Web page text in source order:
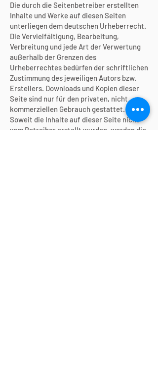
Die durch die Seitenbetreiber erstellten
Inhalte und Werke auf diesen Seiten
unterliegen dem deutschen Urheberrecht.
Die Vervielfältigung, Bearbeitung,
Verbreitung und jede Art der Verwertung
außerhalb der Grenzen des
Urheberrechtes bedürfen der schriftlichen
Zustimmung des jeweiligen Autors bzw.
Erstellers. Downloads und Kopien dieser
Seite sind nur für den privaten, nicht
kommerziellen Gebrauch gestattet.
Soweit die Inhalte auf dieser Seite nicht
vom Betreiber erstellt wurden, werden die